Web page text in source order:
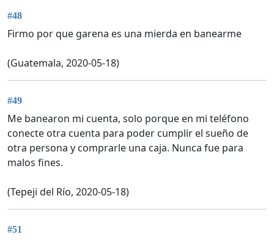
#48
Firmo por que garena es una mierda en banearme
(Guatemala, 2020-05-18)
#49
Me banearon mi cuenta, solo porque en mi teléfono
conecte otra cuenta para poder cumplir el sueño de
otra persona y comprarle una caja. Nunca fue para
malos fines.
(Tepeji del Río, 2020-05-18)
#51